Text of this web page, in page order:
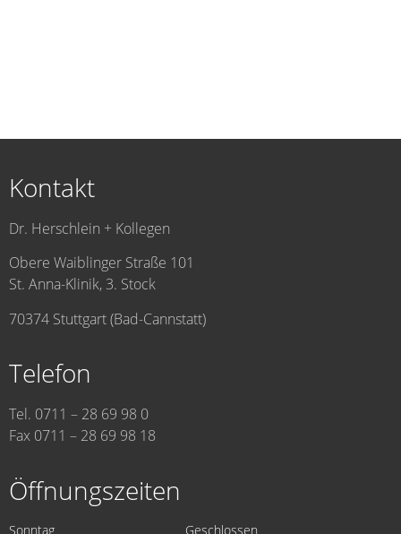
Kontakt
Dr. Herschlein + Kollegen
Obere Waiblinger Straße 101
St. Anna-Klinik, 3. Stock
70374 Stuttgart (Bad-Cannstatt)
Telefon
Tel. 0711 – 28 69 98 0
Fax 0711 – 28 69 98 18
Öffnungszeiten
Sonntag Geschlossen